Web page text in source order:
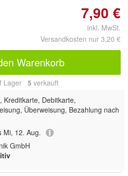
7,90 €
inkl. MwSt.
Versandkosten nur 3,20 €
Warenkorb
Lager 5 verkauft
Kreditkarte, Debitkarte,
Überweisung, Bezahlung nach
Mi, 12. Aug.
GmbH